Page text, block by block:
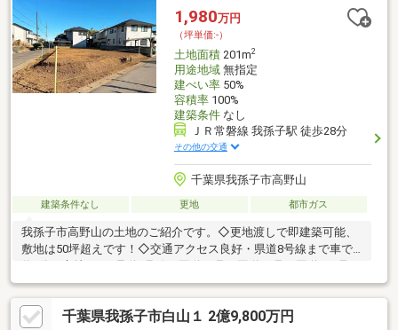
1,980万円
（坪単価:-）
土地面積201m2
用途地域無指定
建ぺい率50%
容積率100%
建築条件なし
ＪＲ常磐線 我孫子駅 徒歩28分
その他の交通
千葉県我孫子市高野山
建築条件なし 更地 都市ガス
我孫子市高野山の土地のご紹介です。◇更地渡しで即建築可能、
敷地は50坪超えです！◇交通アクセス良好・県道8号線まで車で
ど千葉を支える主要道を交差するので、遠出をするのにも便利
◎◇車で10分圏内に周辺商業施設充実！・カスミ フードスクエア
我孫子寿店まで車で約2分・セブンイレブン 我孫子高野山店まで
千葉県我孫子市白山１ 2億9,800万円